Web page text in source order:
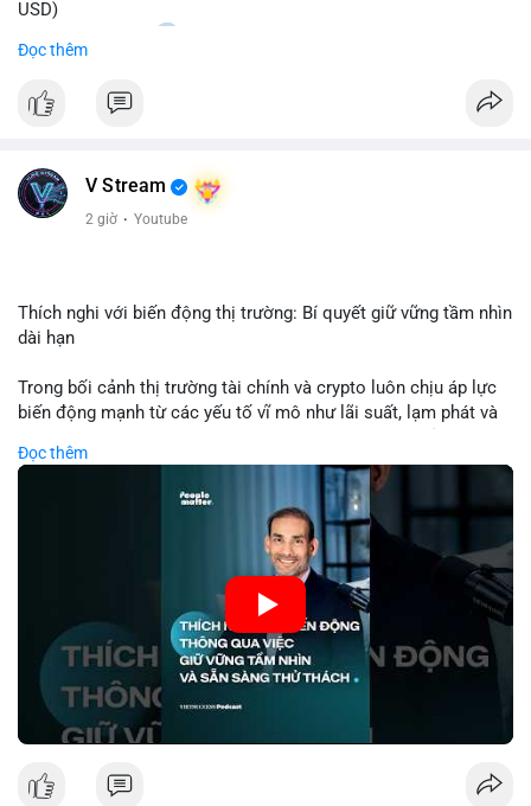
USD)
- Thời gian: 04:20
Nhận định phân tích: Giao dịch 8.3271 BTC trị giá hơn nửa triệu
USD được thực hiện trong khung giờ sáng sớm, cho thấy dấu
đủ tạo áp lực bán trực tiếp lên thị trường nhưng phản ánh tâm
lý thận trọng của cá voi. Nếu dòng tiền này hướng về ví sàn
của BTC.
tương tự trong 24 giờ tới để xác nhận xu hướng. Không nên
hành động vội vàng dựa trên một giao dịch đơn lẻ, hãy ưu tiên
#giaodichlon
#tamlycavoi
Đọc thêm
V Stream
2 giờ · Youtube
Thích nghi với biến động thị trường: Bí quyết giữ vững tầm nhìn
dài hạn
Trong bối cảnh thị trường tài chính và crypto luôn chịu áp lực
biến động mạnh từ các yếu tố vĩ mô như lãi suất, lạm phát và
chìa khóa để đầu tư viên vượt qua giai đoạn không chắc chắn.
Thay vì phản ứng cảm xúc với những dao động ngắn hạn, các
nhà đầu tư thành công thường tập trung vào nguyên tắc cơ
bản, phân배 tài sản hợp lý và kiên持 theo kế hoạch đã định.
Điều này không chỉ giúp giảm rủi ro mà còn tạo điều kiện để
tận dụng cơ hội khi thị trường phục hồi.
🎥 Xem video trực tiếp tại:
Nguồn: VIETSUCCESS
Đọc thêm